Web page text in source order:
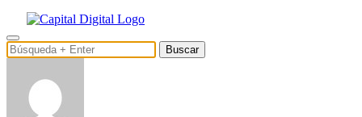
Buscar